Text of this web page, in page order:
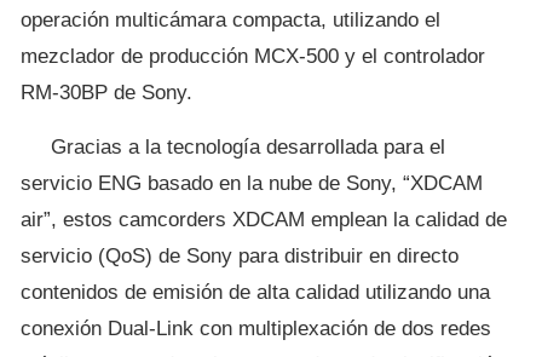
operación multicámara compacta, utilizando el
mezclador de producción MCX-500 y el controlador
RM-30BP de Sony.
Gracias a la tecnología desarrollada para el
servicio ENG basado en la nube de Sony, “XDCAM
air”, estos camcorders XDCAM emplean la calidad de
servicio (QoS) de Sony para distribuir en directo
contenidos de emisión de alta calidad utilizando una
conexión Dual-Link con multiplexación de dos redes